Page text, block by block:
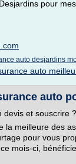
pour
auto desjardins
auto
auto
devis et souscrire ?
la meilleure des
pour vous
mois-ci,